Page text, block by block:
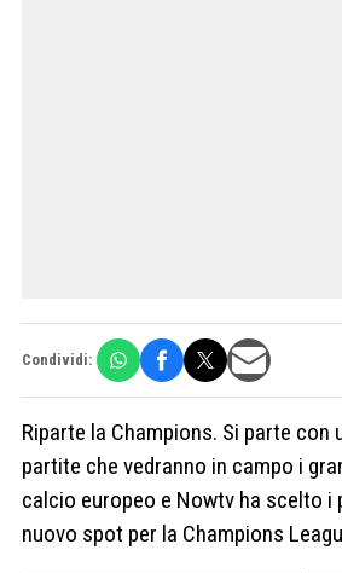
Condividi:
Riparte la Champions. Si parte con
partite che vedranno in campo i
calcio europeo e Nowtv ha scelto
nuovo spot per la Champions